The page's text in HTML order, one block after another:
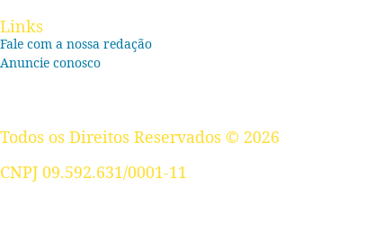
Links
Fale com a nossa redação
Anuncie conosco
Todos os Direitos Reservados © 2026
CNPJ 09.592.631/0001-11